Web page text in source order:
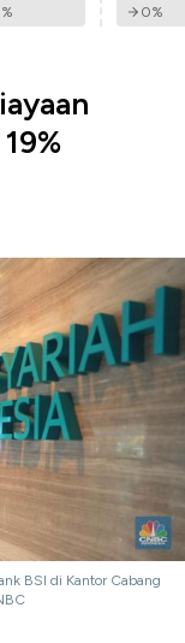
% 0%
BSI di Kantor Cabang